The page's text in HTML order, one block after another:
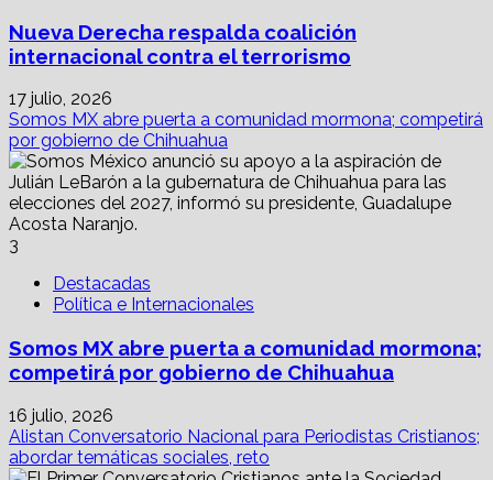
Nueva Derecha respalda coalición
internacional contra el terrorismo
17 julio, 2026
Somos MX abre puerta a comunidad mormona; competirá
por gobierno de Chihuahua
3
Destacadas
Política e Internacionales
Somos MX abre puerta a comunidad mormona;
competirá por gobierno de Chihuahua
16 julio, 2026
Alistan Conversatorio Nacional para Periodistas Cristianos;
abordar temáticas sociales, reto